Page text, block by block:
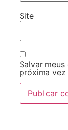
Site
Salvar
próxima vez